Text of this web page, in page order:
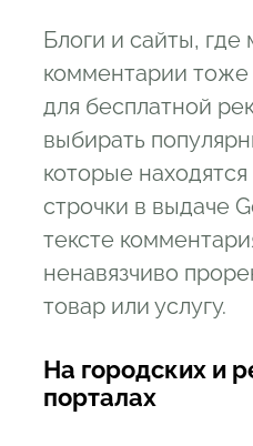
Блоги и сайты, где
комментарии
для бесплатной
выбирать
которые
строчки в выдаче
тексте
ненавязчиво
товар или услугу.
На городских и
порталах